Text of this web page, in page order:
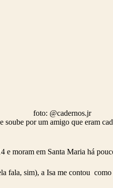
foto: @cadernos.jr
por um amigo que eram
moram em Santa Maria há
sim), a Isa me contou